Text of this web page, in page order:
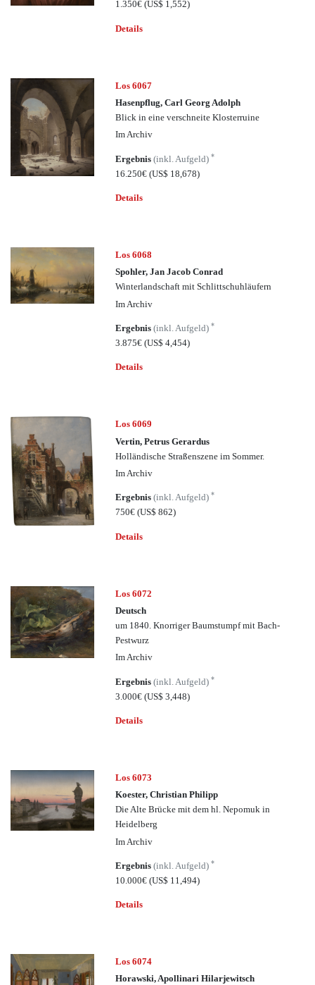
1.350€(US$ 1,552)
Details
Los 6067
Hasenpflug, Carl Georg Adolph
Blick in eine verschneite Klosterruine
Im Archiv
Ergebnis(inkl. Aufgeld)*
16.250€(US$ 18,678)
Details
Los 6068
Spohler, Jan Jacob Conrad
Winterlandschaft mit Schlittschuhläufern
Im Archiv
Ergebnis(inkl. Aufgeld)*
3.875€(US$ 4,454)
Details
Los 6069
Vertin, Petrus Gerardus
Holländische Straßenszene im Sommer.
Im Archiv
Ergebnis(inkl. Aufgeld)*
750€(US$ 862)
Details
Los 6072
Deutsch
um 1840. Knorriger Baumstumpf mit Bach-
Pestwurz
Im Archiv
Ergebnis(inkl. Aufgeld)*
3.000€(US$ 3,448)
Details
Los 6073
Koester, Christian Philipp
Die Alte Brücke mit dem hl. Nepomuk in
Heidelberg
Im Archiv
Ergebnis(inkl. Aufgeld)*
10.000€(US$ 11,494)
Details
Los 6074
Horawski, Apollinari Hilarjewitsch